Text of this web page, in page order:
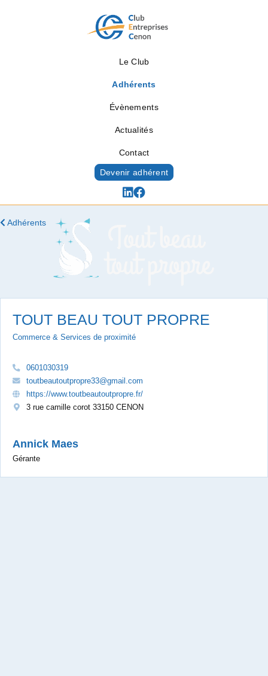
Le Club
Adhérents
Évènements
Actualités
Contact
Devenir adhérent
Adhérents
TOUT BEAU TOUT PROPRE
Commerce & Services de proximité
0601030319
toutbeautoutpropre33@gmail.com
https://www.toutbeautoutpropre.fr/
3 rue camille corot 33150 CENON
Annick Maes
Gérante